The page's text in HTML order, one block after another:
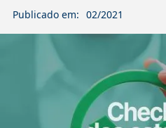
Publicado em: 02/2021